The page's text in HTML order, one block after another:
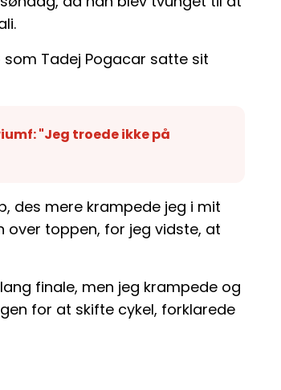
Tadej Pogacar satte sit
"Jeg troede ikke på
des mere krampede jeg i mit
over toppen, for jeg vidste, at
finale, men jeg krampede og
for at skifte cykel, forklarede